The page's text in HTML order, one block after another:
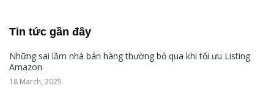
Tin tức gần đây
Những sai lầm nhà bán hàng thường bỏ qua khi tối ưu Listing
Amazon
18 March, 2025